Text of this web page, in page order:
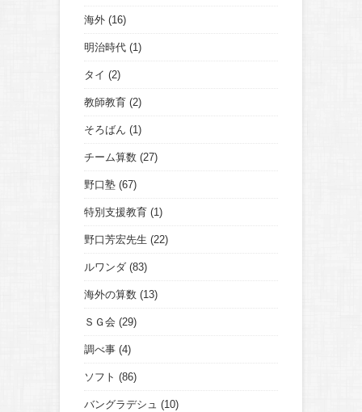
海外 (16)
明治時代 (1)
タイ (2)
教師教育 (2)
そろばん (1)
チーム算数 (27)
野口塾 (67)
特別支援教育 (1)
野口芳宏先生 (22)
ルワンダ (83)
海外の算数 (13)
ＳＧ会 (29)
調べ事 (4)
ソフト (86)
バングラデシュ (10)